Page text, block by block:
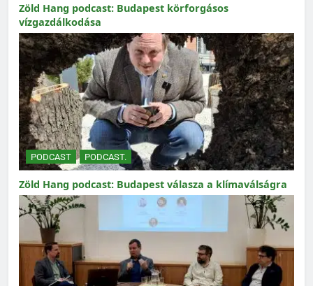
Zöld Hang podcast: Budapest körforgásos
vízgazdálkodása
PODCAST PODCAST.
Zöld Hang podcast: Budapest válasza a klímaválságra